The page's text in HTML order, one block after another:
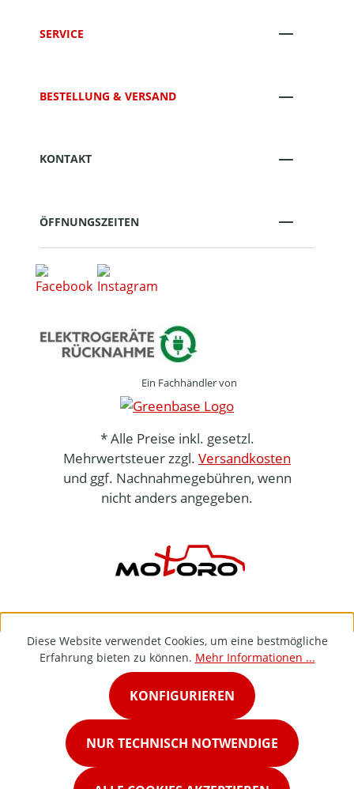
SERVICE
BESTELLUNG & VERSAND
KONTAKT
ÖFFNUNGSZEITEN
Ein Fachhändler von
* Alle Preise inkl. gesetzl.
Mehrwertsteuer zzgl. Versandkosten
und ggf. Nachnahmegebühren, wenn
nicht anders angegeben.
Diese Website verwendet Cookies, um eine bestmögliche
Erfahrung bieten zu können. Mehr Informationen ...
NUR TECHNISCH NOTWENDIGE
KONFIGURIEREN